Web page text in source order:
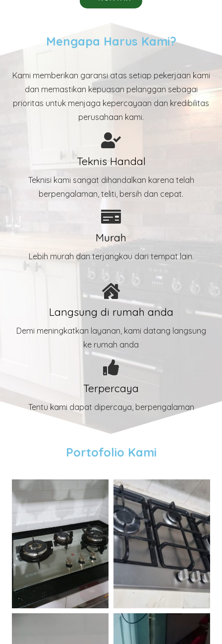
Mengapa Harus Kami?
Kami memberikan garansi atas setiap pekerjaan kami
dan memastikan kepuasan pelanggan sebagai
prioritas untuk menjaga kepercayaan dan kredibilitas
perusahaan kami.
Teknis Handal
Teknisi kami sangat dihandalkan karena telah
berpengalaman, teliti, bersih dan cepat.
Murah
Lebih murah dan terjangkau dari tempat lain.
Langsung di rumah anda
Demi meningkatkan layanan, kami datang langsung
ke rumah anda
Terpercaya
Tentu kami dapat dipercaya, berpengalaman
Portofolio Kami